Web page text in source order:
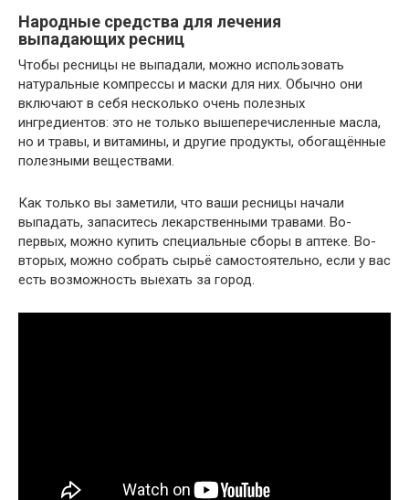
Народные средства для лечения
выпадающих ресниц
Чтобы ресницы не выпадали, можно использовать
натуральные компрессы и маски для них. Обычно они
включают в себя несколько очень полезных
ингредиентов: это не только вышеперечисленные масла,
но и травы, и витамины, и другие продукты, обогащённые
полезными веществами.
Как только вы заметили, что ваши ресницы начали
выпадать, запаситесь лекарственными травами. Во-
первых, можно купить специальные сборы в аптеке. Во-
вторых, можно собрать сырьё самостоятельно, если у вас
есть возможность выехать за город.